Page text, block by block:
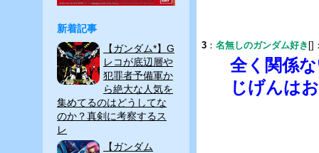
er
e
b
o
o
3 ： 名無しのガンダム好き []
全く関係
じげんは
新着記事
【ガンダム*】G
レコが底辺層や
犯罪者予備軍か
ら絶大な人気を
集めてるのはどうしてな
のか？真剣に考察するス
レ
【ガンダム